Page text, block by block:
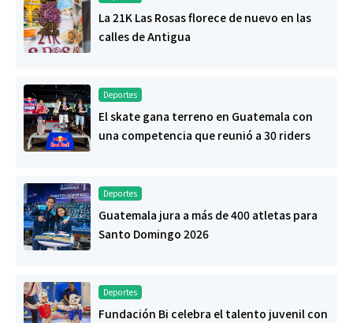
La 21K Las Rosas florece de nuevo en las
calles de Antigua
Deportes
El skate gana terreno en Guatemala con
una competencia que reunió a 30 riders
Deportes
Guatemala jura a más de 400 atletas para
Santo Domingo 2026
Deportes
Fundación Bi celebra el talento juvenil con